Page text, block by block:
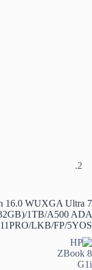
16.0 WUXGA Ultra 7
1TB/A500 ADA
LKB/FP/5YOS